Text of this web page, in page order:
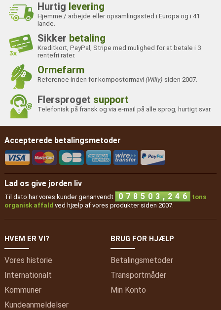
Hurtig levering
Hjemme / arbejde eller opsamlingssted i Europa og i 41
lande.
Sikker betaling
Kreditkort, PayPal, Stripe med mulighed for at betale i 3
rentefri rater.
Ormefarm
Reference inden for kompostormavl(Willy) siden 2007.
Flersproget support
Telefonisk på fransk og via e-mail på alle sprog, hurtigt svar.
Accepterede betalingsmetoder
Lad os give jorden liv
Til dato har vores kunder genanvendt 0 7 8 5 0 3 , 2 4 6
tons
organisk affald ved hjælp af vores produkter siden 2007.
HVEM ER VI?
Vores historie
Internationalt
Kommuner
Kundeanmeldelser
BRUG FOR HJÆLP
Betalingsmetoder
Transportmåder
Min Konto